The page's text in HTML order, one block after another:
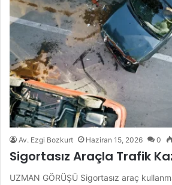
Av. Ezgi Bozkurt Haziran 15, 2026 0
Sigortasız Araçla Trafik
UZMAN GÖRÜŞÜ Sigortasız araç